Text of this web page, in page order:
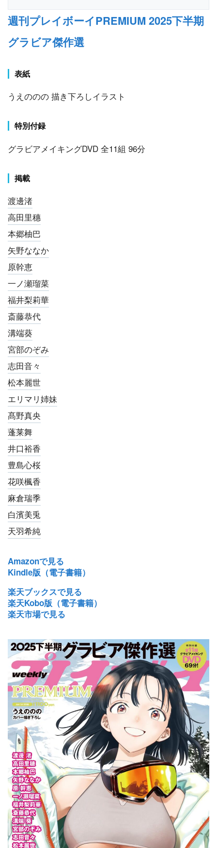
週刊プレイボーイPREMIUM 2025下半期
グラビア傑作選
表紙
うえののの 描き下ろしイラスト
特別付録
グラビアメイキングDVD 全11組 96分
掲載
渡邊渚
高田里穗
本郷柚巴
矢野ななか
原幹恵
一ノ瀬瑠菜
福井梨莉華
斎藤恭代
溝端葵
宮部のぞみ
志田音々
松本麗世
エリマリ姉妹
髙野真央
蓬莱舞
井口裕香
豊島心桜
花咲楓香
麻倉瑞季
白濱美兎
天羽希純
Amazonで見る
Kindle版（電子書籍）
楽天ブックスで見る
楽天Kobo版（電子書籍）
楽天市場で見る